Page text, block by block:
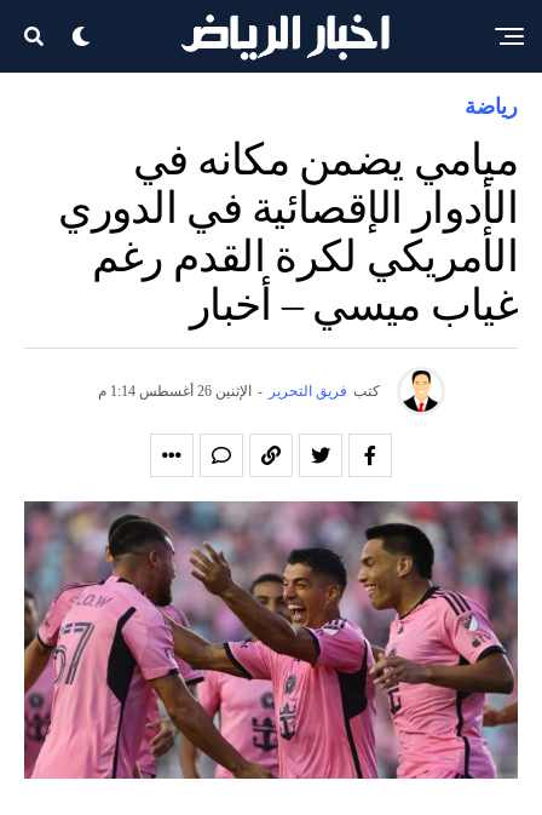
رياضة
ميامي يضمن مكانه في
الأدوار الإقصائية في الدوري
الأمريكي لكرة القدم رغم
غياب ميسي – أخبار
كتب فريق التحرير - الإثنين 26 أغسطس 1:14 م